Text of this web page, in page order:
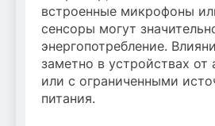
встроенные микрофоны
сенсоры могут
энергопотребление.
заметно в устройствах от
или с ограниченными
питания.